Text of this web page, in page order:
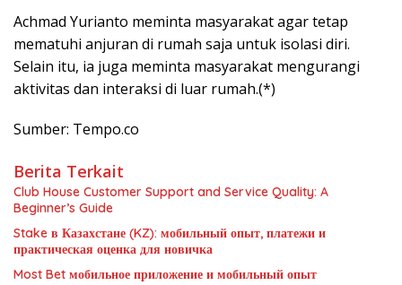
Achmad Yurianto meminta masyarakat agar tetap
mematuhi anjuran di rumah saja untuk isolasi diri.
Selain itu, ia juga meminta masyarakat mengurangi
aktivitas dan interaksi di luar rumah.(*)
Sumber: Tempo.co
Berita Terkait
Club House Customer Support and Service Quality: A
Beginner’s Guide
Stake в Казахстане (KZ): мобильный опыт, платежи и
практическая оценка для новичка
Most Bet мобильное приложение и мобильный опыт